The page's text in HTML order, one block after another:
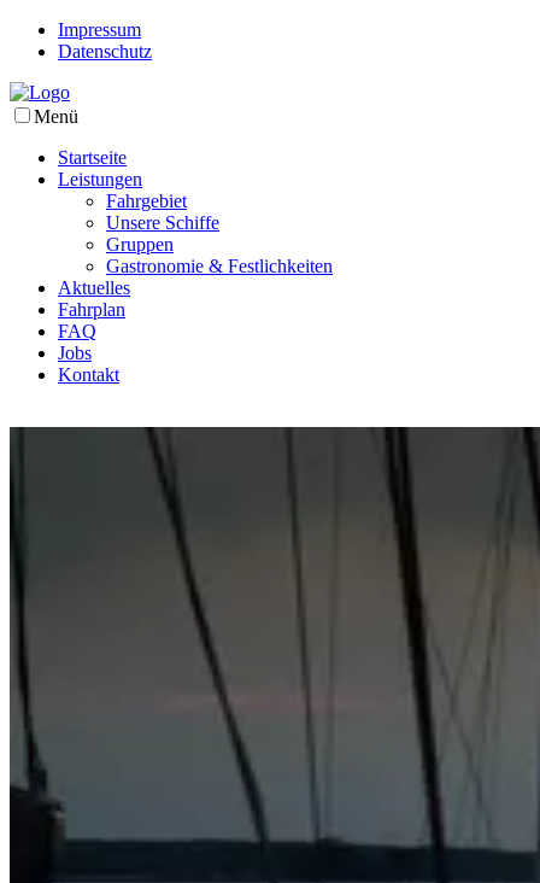
Impressum
Datenschutz
Menü
Startseite
Leistungen
Fahrgebiet
Unsere Schiffe
Gruppen
Gastronomie & Festlichkeiten
Aktuelles
Fahrplan
FAQ
Jobs
Kontakt